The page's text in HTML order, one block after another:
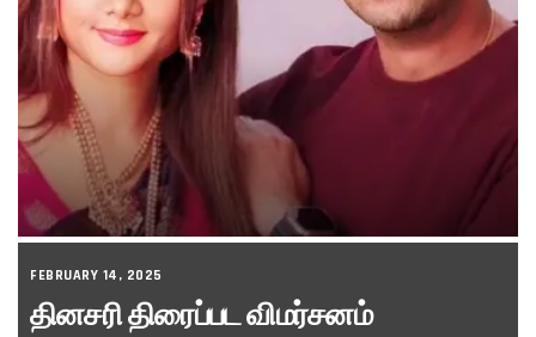
FEBRUARY 14, 2025
தினசரி திரைப்பட விமர்சனம்